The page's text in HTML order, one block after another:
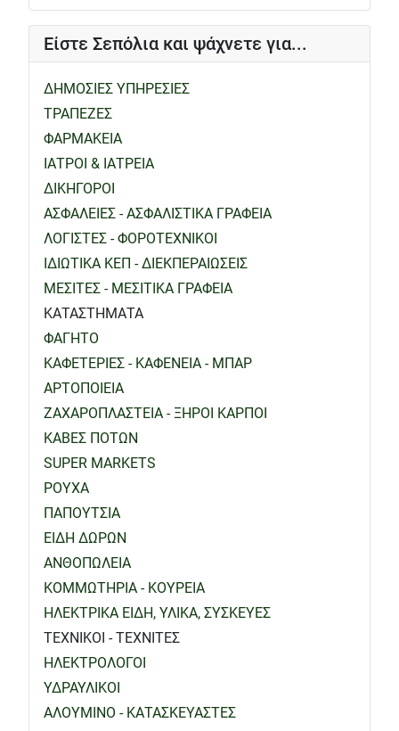
Είστε Σεπόλια και ψάχνετε για...
ΔΗΜΟΣΙΕΣ ΥΠΗΡΕΣΙΕΣ
ΤΡΑΠΕΖΕΣ
ΦΑΡΜΑΚΕΙΑ
ΙΑΤΡΟΙ & ΙΑΤΡΕΙΑ
ΔΙΚΗΓΟΡΟΙ
ΑΣΦΑΛΕΙΕΣ - ΑΣΦΑΛΙΣΤΙΚΑ ΓΡΑΦΕΙΑ
ΛΟΓΙΣΤΕΣ - ΦΟΡΟΤΕΧΝΙΚΟΙ
ΙΔΙΩΤΙΚΑ ΚΕΠ - ΔΙΕΚΠΕΡΑΙΩΣΕΙΣ
ΜΕΣΙΤΕΣ - ΜΕΣΙΤΙΚΑ ΓΡΑΦΕΙΑ
ΚΑΤΑΣΤΗΜΑΤΑ
ΦΑΓΗΤΟ
ΚΑΦΕΤΕΡΙΕΣ - ΚΑΦΕΝΕΙΑ - ΜΠΑΡ
ΑΡΤΟΠΟΙΕΙΑ
ΖΑΧΑΡΟΠΛΑΣΤΕΙΑ - ΞΗΡΟΙ ΚΑΡΠΟΙ
ΚΑΒΕΣ ΠΟΤΩΝ
SUPER MARKETS
ΡΟΥΧΑ
ΠΑΠΟΥΤΣΙΑ
ΕΙΔΗ ΔΩΡΩΝ
ΑΝΘΟΠΩΛΕΙΑ
ΚΟΜΜΩΤΗΡΙΑ - ΚΟΥΡΕΙΑ
ΗΛΕΚΤΡΙΚΑ ΕΙΔΗ, ΥΛΙΚΑ, ΣΥΣΚΕΥΕΣ
ΤΕΧΝΙΚΟΙ - ΤΕΧΝΙΤΕΣ
ΗΛΕΚΤΡΟΛΟΓΟΙ
ΥΔΡΑΥΛΙΚΟΙ
ΑΛΟΥΜΙΝΟ - ΚΑΤΑΣΚΕΥΑΣΤΕΣ